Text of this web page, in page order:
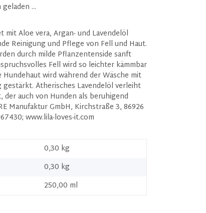
...
mit Aloe vera, Argan- und Lavendelöl
Reinigung und Pflege von Fell und Haut.
durch milde Pflanzentenside sanft
Fell wird so leichter kämmbar
wird während der Wäsche mit
Ätherisches Lavendelöl verleiht
auch von Hunden als beruhigend
Manufaktur GmbH, Kirchstraße 3, 86926
www.lila-loves-it.com
0,30 kg
0,30 kg
250,00 ml